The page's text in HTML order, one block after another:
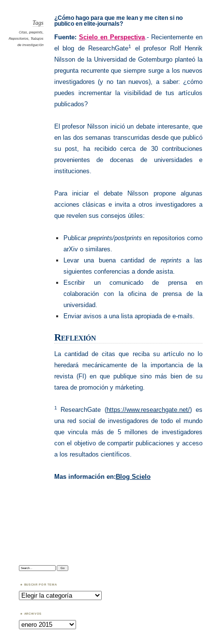
Tags
Citas, preprints,
Repositorios, Trabajos
de investigación
¿Cómo hago para que me lean y me citen si no
publico en elite-journals?
Fuente: Scielo en Perspectiva.- Recientemente en
el blog de ResearchGate1
el profesor Rolf Henrik
Nilsson de la Universidad de Gotemburgo planteó la
pregunta recurrente que siempre surge a los nuevos
investigadores (y no tan nuevos), a saber: ¿cómo
puedes incrementar la visibilidad de tus artículos
publicados?
El profesor Nilsson inició un debate interesante, que
en las dos semanas transcurridas desde que publicó
su post, ha recibido cerca de 30 contribuciones
provenientes de docenas de universidades e
instituciones.
Para iniciar el debate Nilsson propone algunas
acciones clásicas e invita a otros investigadores a
que revelen sus consejos útiles:
Publicarpreprints/postprints en repositorios como
arXiv o similares.
Levar una buena cantidad de reprints a las
siguientes conferencias a donde asista.
Escribir un comunicado de prensa en
colaboración con la oficina de prensa de la
universidad.
Enviar avisos a una lista apropiada de e-mails.
Reflexión
La cantidad de citas que reciba su artículo no lo
heredará mecánicamente de la importancia de la
revista (FI) en que publique sino más bien de su
tarea de promoción y márketing.
1 ResearchGate (https://www.researchgate.net/) es
una red social de investigadores de todo el mundo
que vincula más de 5 millones de investigadores
con el objetivo de compartir publicaciones y acceso
a los resultados científicos.
Mas información en: Blog Scielo
Search:
BUSCAR POR TEMA
Buscar
por
Tema
ARCHIVOS
Archivos